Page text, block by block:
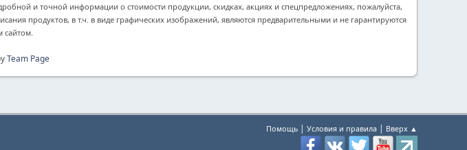
и точной информации о стоимости продукции, скидках, акциях и спецпредложениях, пожалуйста,
продуктов, в т.ч. в виде графических изображений, являются предварительными и не гарантируются
Team Page
Помощь | Условия и правила | Вверх ▲